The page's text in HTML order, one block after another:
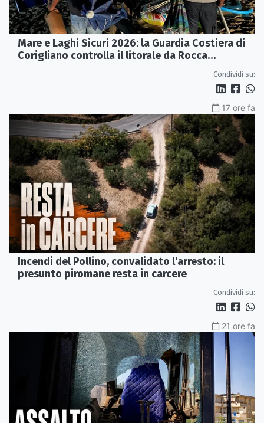
Mare e Laghi Sicuri 2026: la Guardia Costiera di
Corigliano controlla il litorale da Rocca
Condividi su:
17 ore fa
Incendi del Pollino, convalidato l'arresto: il
presunto piromane resta in carcere
Condividi su:
21 ore fa